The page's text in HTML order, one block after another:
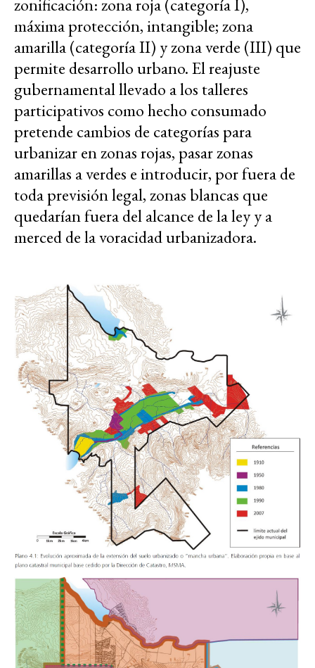
zonificación: zona roja (categoría I),
máxima protección, intangible; zona
amarilla (categoría II) y zona verde (III) que
permite desarrollo urbano. El reajuste
gubernamental llevado a los talleres
participativos como hecho consumado
pretende cambios de categorías para
urbanizar en zonas rojas, pasar zonas
amarillas a verdes e introducir, por fuera de
toda previsión legal, zonas blancas que
quedarían fuera del alcance de la ley y a
merced de la voracidad urbanizadora.